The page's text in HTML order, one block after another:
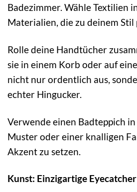
Badezimmer. Wähle Textilien
Materialien, die zu deinem Stil
Rolle deine Handtücher
sie in einem Korb oder auf
nicht nur ordentlich aus,
echter Hingucker.
Verwende einen Badteppich
Muster oder einer knalligen
Akzent zu setzen.
Kunst: Einzigartige Eyecatcher